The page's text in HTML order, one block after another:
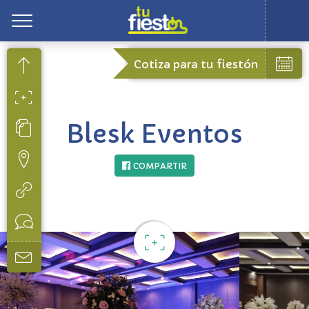
Cotiza para tu fiestón
Blesk Eventos
COMPARTIR